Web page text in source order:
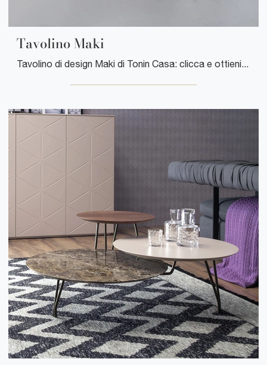
Tavolino Maki
Tavolino di design Maki di Tonin Casa: clicca e ottieni informazioni sui Complementi e tavolini design in legno del noto e conosciuto brand!